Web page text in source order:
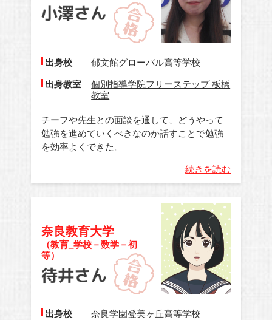
出身校 郁文館グローバル高等学校
出身教室
個別指導学院フリーステップ 板橋
教室
チーフや先生との面談を通して、どうやって
勉強を進めていくべきなのか話すことで勉強
を効率よくできた。
続きを読む
奈良教育大学
（教育_学校－数学－初
等）
出身校 奈良学園登美ヶ丘高等学校